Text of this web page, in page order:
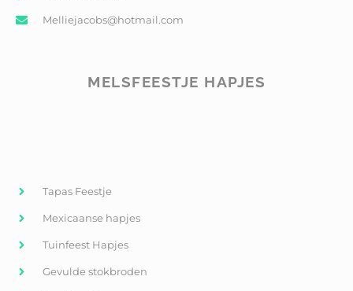
Melliejacobs@hotmail.com
MELSFEESTJE HAPJES
Tapas Feestje
Mexicaanse hapjes
Tuinfeest Hapjes
Gevulde stokbroden